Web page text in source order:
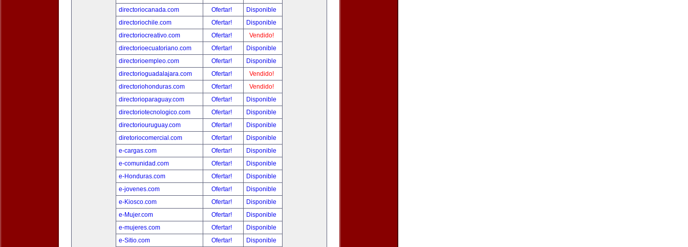
directoriocanada.com
Ofertar!
Disponible
directoriochile.com
Ofertar!
Disponible
directoriocreativo.com
Ofertar!
Vendido!
directorioecuatoriano.com
Ofertar!
Disponible
directorioempleo.com
Ofertar!
Disponible
directorioguadalajara.com
Ofertar!
Vendido!
directoriohonduras.com
Ofertar!
Vendido!
directorioparaguay.com
Ofertar!
Disponible
directoriotecnologico.com
Ofertar!
Disponible
directoriouruguay.com
Ofertar!
Disponible
diretoriocomercial.com
Ofertar!
Disponible
e-cargas.com
Ofertar!
Disponible
e-comunidad.com
Ofertar!
Disponible
e-Honduras.com
Ofertar!
Disponible
e-jovenes.com
Ofertar!
Disponible
e-Kiosco.com
Ofertar!
Disponible
e-Mujer.com
Ofertar!
Disponible
e-mujeres.com
Ofertar!
Disponible
e-Sitio.com
Ofertar!
Disponible